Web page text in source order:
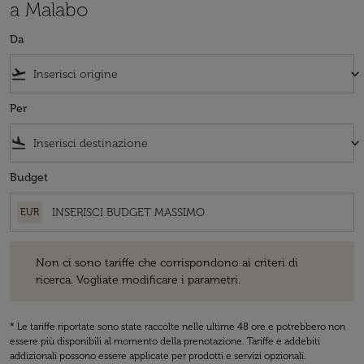
a Malabo
Da
flight_takeoff keyboard_arrow_down
Per
flight_land keyboard_arrow_down
Budget
EUR
Non ci sono tariffe che corrispondono ai criteri di
ricerca. Vogliate modificare i parametri.
* Le tariffe riportate sono state raccolte nelle ultime 48 ore e potrebbero non
essere più disponibili al momento della prenotazione. Tariffe e addebiti
addizionali possono essere applicate per prodotti e servizi opzionali.